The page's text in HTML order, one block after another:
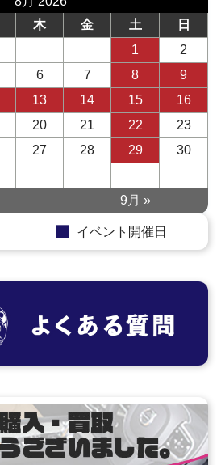
木 金 土
日
1
2
6 7 8
9
13 14 15
16
20 21 22
23
27 28 29
30
9月 »
イベント開催日